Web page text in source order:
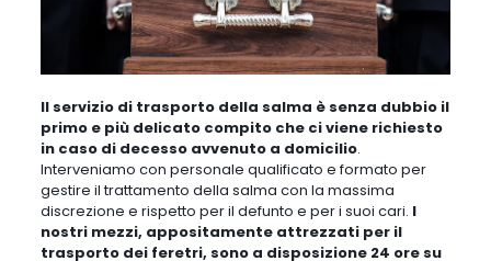
Il servizio di trasporto della salma è senza dubbio il
primo e più delicato compito che ci viene richiesto
in caso di decesso avvenuto a domicilio.
Interveniamo con personale qualificato e formato per
gestire il trattamento della salma con la massima
discrezione e rispetto per il defunto e per i suoi cari. I
nostri mezzi, appositamente attrezzati per il
trasporto dei feretri, sono a disposizione 24 ore su